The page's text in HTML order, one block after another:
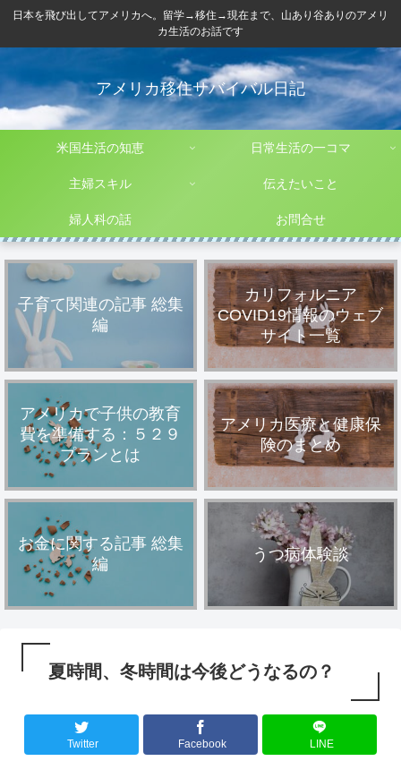
日本を飛び出してアメリカへ。留学→移住→現在まで、山あり谷ありのアメリ
カ生活のお話です
アメリカ移住サバイバル日記
米国生活の知恵 日常生活の一コマ
主婦スキル 伝えたいこと
婦人科の話 お問合せ
子育て関連の記事 総集
編
カリフォルニア
COVID19情報のウェブ
サイト一覧
アメリカで子供の教育
費を準備する：５２９
プランとは
アメリカ医療と健康保
険のまとめ
お金に関する記事 総集
編
うつ病体験談
夏時間、冬時間は今後どうなるの？
Twitter Facebook LINE